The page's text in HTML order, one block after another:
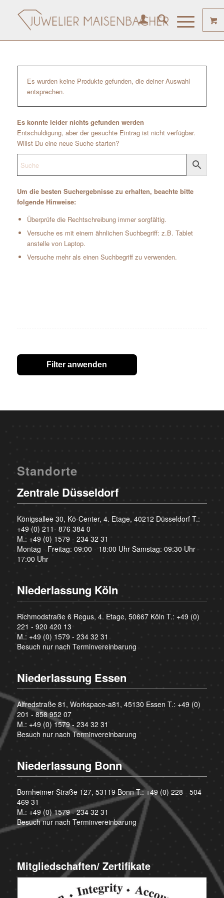
Es wurden keine Produkte gefunden, die deiner Auswahl
entsprechen.
Es konnte leider nichts gefunden werden
Entschuldigung, aber der gesuchte Eintrag ist nicht verfügbar.
Willst Du eine neue Suche starten?
Um die besten Suchergebnisse zu erhalten, beachte bitte
folgende Hinweise:
Überprüfe die Rechtschreibung immer sorgfältig.
Versuche es mit einem ähnlichen Suchbegriff: z.B. Tablet
anstelle von Laptop.
Versuche mehr als einen Suchbegriff zu verwenden.
Filter anwenden
Standorte
Zentrale Düsseldorf
Königsallee 30, Kö-Center, 4. Etage, 40212 Düsseldorf T.:
+49 (0) 211- 876 384 0
M.: +49 (0) 1579 - 234 32 31
Montag - Freitag: 09:00 - 18:00 Uhr Samstag: 09:30 Uhr -
17:00 Uhr
Niederlassung Köln
Richmodstraße 6 Regus, 4. Etage, 50667 Köln T.: +49 (0)
221 - 920 420 13
M.: +49 (0) 1579 - 234 32 31
Besuch nur nach Terminvereinbarung
Niederlassung Essen
Alfredstraße 81, Workspace-a81, 45130 Essen T.: +49 (0)
201 - 858 952 07
M.: +49 (0) 1579 - 234 32 31
Besuch nur nach Terminvereinbarung
Niederlassung Bonn
Bornheimer Straße 127, 53119 Bonn T.:+49 (0) 228 - 504
469 31
M.: +49 (0) 1579 - 234 32 31
Besuch nur nach Terminvereinbarung
Mitgliedschaften/ Zertifikate